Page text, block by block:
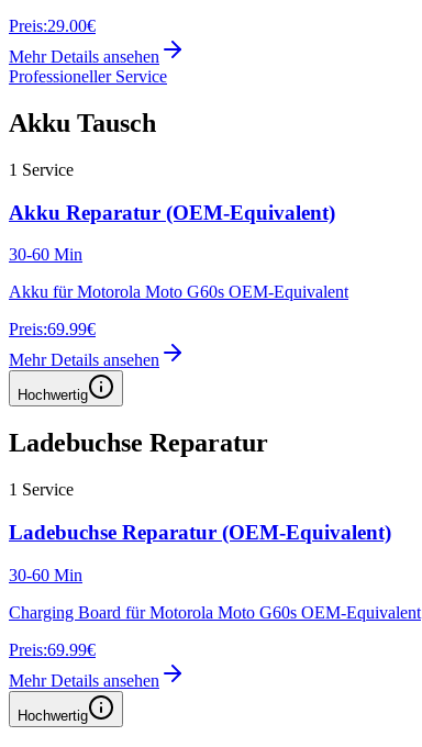
Preis:29.00€
Mehr Details ansehen
Professioneller Service
Akku Tausch
1 Service
Akku Reparatur (OEM-Equivalent)
30-60 Min
Akku für Motorola Moto G60s OEM-Equivalent
Preis:69.99€
Mehr Details ansehen
Hochwertig
Ladebuchse Reparatur
1 Service
Ladebuchse Reparatur (OEM-Equivalent)
30-60 Min
Charging Board für Motorola Moto G60s OEM-Equivalent
Preis:69.99€
Mehr Details ansehen
Hochwertig